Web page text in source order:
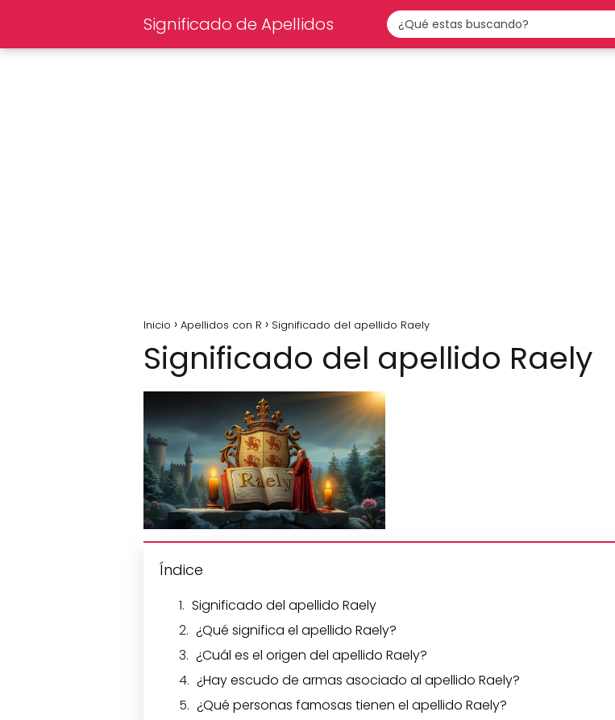
Significado de Apellidos
Inicio Apellidos con R Significado del apellido Raely
Significado del apellido Raely
Índice
Significado del apellido Raely
¿Qué significa el apellido Raely?
¿Cuál es el origen del apellido Raely?
¿Hay escudo de armas asociado al apellido Raely?
¿Qué personas famosas tienen el apellido Raely?